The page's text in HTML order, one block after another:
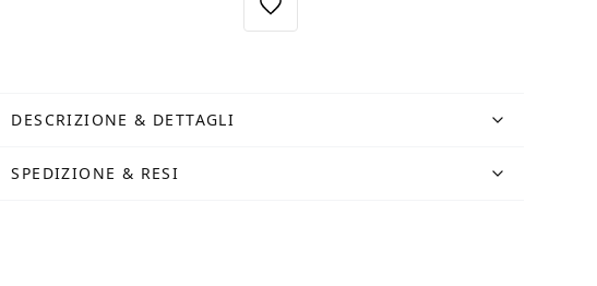
quantità
DESCRIZIONE & DETTAGLI
SPEDIZIONE & RESI